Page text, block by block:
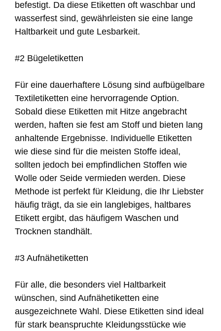
befestigt. Da diese Etiketten oft waschbar und
wasserfest sind, gewährleisten sie eine lange
Haltbarkeit und gute Lesbarkeit.
#2 Bügeletiketten
Für eine dauerhaftere Lösung sind aufbügelbare
Textiletiketten eine hervorragende Option.
Sobald diese Etiketten mit Hitze angebracht
werden, haften sie fest am Stoff und bieten lang
anhaltende Ergebnisse. Individuelle Etiketten
wie diese sind für die meisten Stoffe ideal,
sollten jedoch bei empfindlichen Stoffen wie
Wolle oder Seide vermieden werden. Diese
Methode ist perfekt für Kleidung, die Ihr Liebster
häufig trägt, da sie ein langlebiges, haltbares
Etikett ergibt, das häufigem Waschen und
Trocknen standhält.
#3 Aufnähetiketten
Für alle, die besonders viel Haltbarkeit
wünschen, sind Aufnähetiketten eine
ausgezeichnete Wahl. Diese Etiketten sind ideal
für stark beanspruchte Kleidungsstücke wie